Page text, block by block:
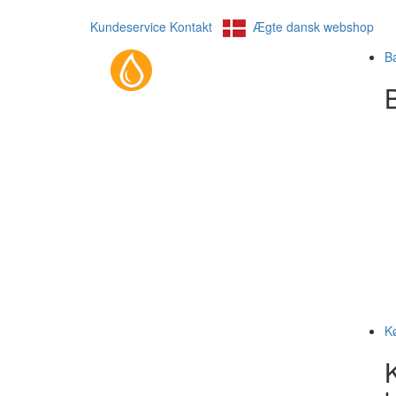
Kundeservice Kontakt
Ægte dansk webshop